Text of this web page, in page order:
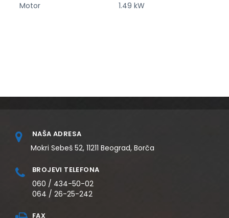
Motor
1.49 kW
NAŠA ADRESA
Mokri Sebeš 52, 11211 Beograd, Borča
BROJEVI TELEFONA
060 / 434-50-02
064 / 26-25-242
FAX